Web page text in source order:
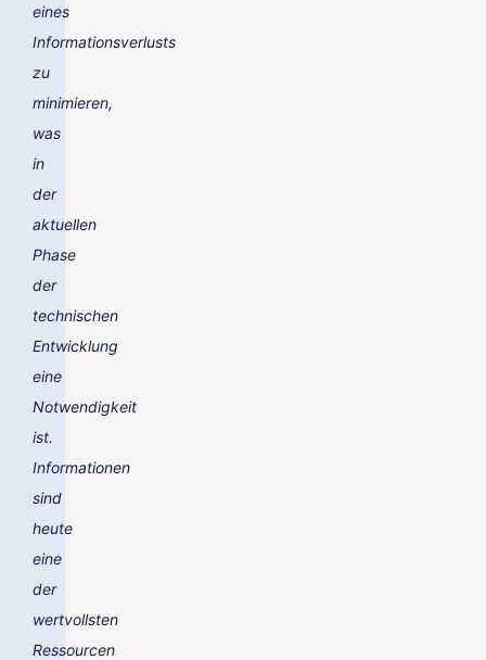
eines
Informationsverlusts
zu
minimieren,
was
in
der
aktuellen
Phase
der
technischen
Entwicklung
eine
Notwendigkeit
ist.
Informationen
sind
heute
eine
der
wertvollsten
Ressourcen